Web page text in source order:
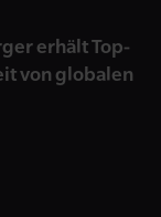
erhält Top-
von globalen